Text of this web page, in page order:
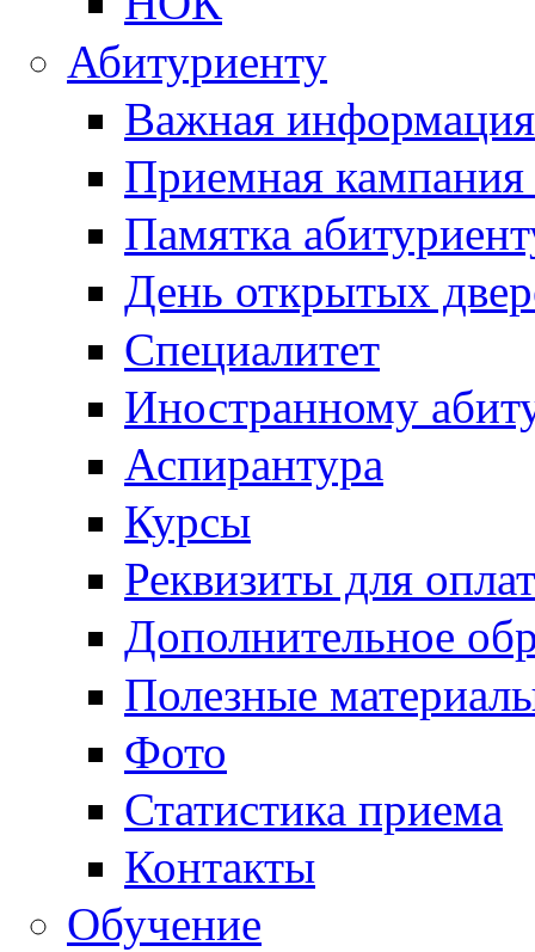
Абитуриенту
Важная информация
Приемная
Памятка
День открытых
Специалитет
Иностранному
Аспирантура
Курсы
Реквизиты для
Дополнительное
Полезные
Фото
Статистика приема
Контакты
Обучение